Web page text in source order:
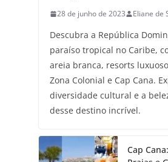
28 de junho de 2023 Eliane de
Descubra a República
paraíso tropical no Caribe,
areia branca, resorts
Zona Colonial e Cap Cana.
diversidade cultural e a
desse destino incrível.
Cap